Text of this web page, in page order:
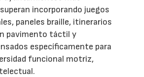
incorporando juegos
paneles braille, itinerarios
pavimento táctil y
específicamente para
funcional motriz,